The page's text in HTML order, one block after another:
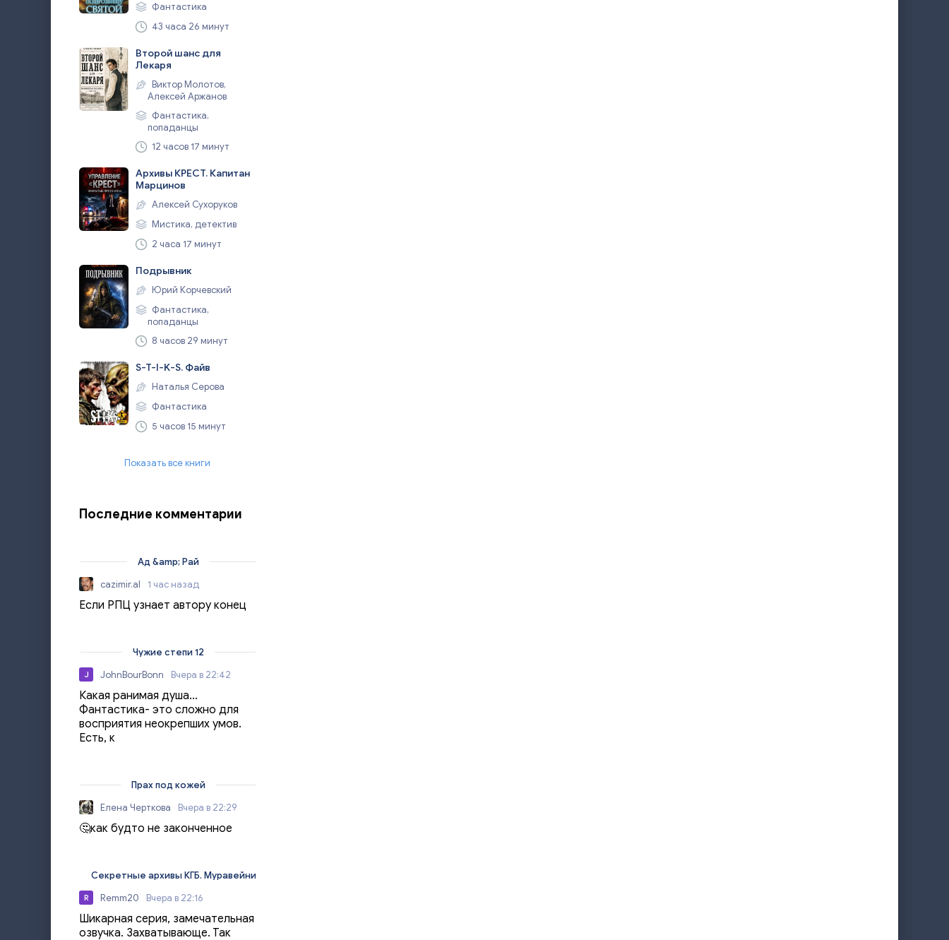
Фантастика
43 часа 26 минут
Второй шанс для
Лекаря
Виктор Молотов,
Алексей Аржанов
Фантастика,
попаданцы
12 часов 17 минут
Архивы КРЕСТ. Капитан
Марцинов
Алексей Сухоруков
Мистика, детектив
2 часа 17 минут
Подрывник
Юрий Корчевский
Фантастика,
попаданцы
8 часов 29 минут
S-T-I-K-S. Файв
Наталья Серова
Фантастика
5 часов 15 минут
Показать все книги
Последние комментарии
Ад &amp; Рай
cazimir.al
1 час назад
Если РПЦ узнает автору конец
Чужие степи 12
J JohnBourBonn Вчера в 22:42
Какая ранимая душа...
Фантастика- это сложно для
восприятия неокрепших умов.
Есть, к
Прах под кожей
Елена Черткова
Вчера в 22:29
🤔как будто не законченное
Секретные архивы КГБ. Муравейник
R Remm20 Вчера в 22:16
Шикарная серия, замечательная
озвучка. Захватывающе. Так